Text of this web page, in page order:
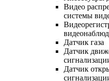
Видео
системы
Датчик газа
Датчик
Датчик